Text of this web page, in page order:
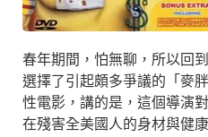
春年期間，怕無聊，所以回
選擇了引起頗多爭議的「麥
性電影，講的是，這個導演
在殘害全美國人的身材與健